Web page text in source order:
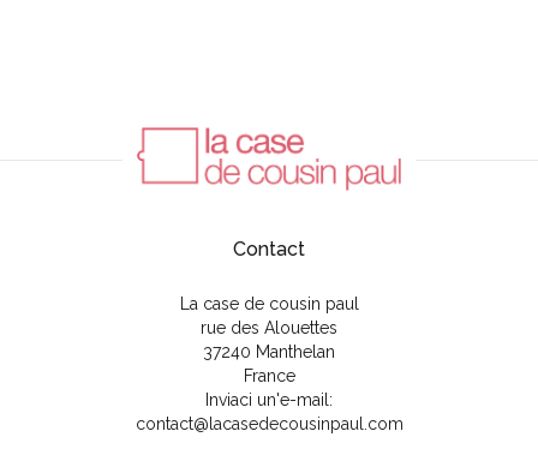
Contact
La case de cousin paul
rue des Alouettes
37240 Manthelan
France
Inviaci un'e-mail:
contact@lacasedecousinpaul.com